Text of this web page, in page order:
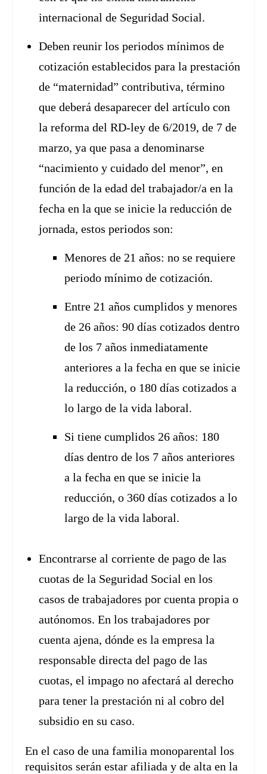
internacional de Seguridad Social.
Deben reunir los periodos mínimos de
cotización establecidos para la prestación
de “maternidad” contributiva, término
que deberá desaparecer del artículo con
la reforma del RD-ley de 6/2019, de 7 de
marzo, ya que pasa a denominarse
“nacimiento y cuidado del menor”, en
función de la edad del trabajador/a en la
fecha en la que se inicie la reducción de
jornada, estos periodos son:
Menores de 21 años: no se requiere
periodo mínimo de cotización.
Entre 21 años cumplidos y menores
de 26 años: 90 días cotizados dentro
de los 7 años inmediatamente
anteriores a la fecha en que se inicie
la reducción, o 180 días cotizados a
lo largo de la vida laboral.
Si tiene cumplidos 26 años: 180
días dentro de los 7 años anteriores
a la fecha en que se inicie la
reducción, o 360 días cotizados a lo
largo de la vida laboral.
Encontrarse al corriente de pago de las
cuotas de la Seguridad Social en los
casos de trabajadores por cuenta propia o
autónomos. En los trabajadores por
cuenta ajena, dónde es la empresa la
responsable directa del pago de las
cuotas, el impago no afectará al derecho
para tener la prestación ni al cobro del
subsidio en su caso.
En el caso de una familia monoparental los
requisitos serán estar afiliada y de alta en la